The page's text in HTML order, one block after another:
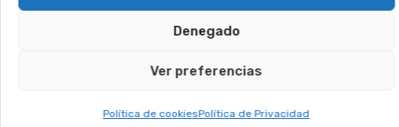
Denegado
Ver preferencias
Política de cookiesPolítica de Privacidad
Si estás en esta situación, únete a la asociación,